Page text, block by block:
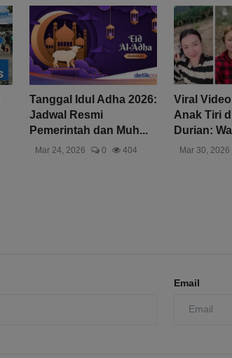
Tanggal Idul Adha 2026:
Jadwal Resmi
Pemerintah dan Muh...
Mar 24, 2026 0 404
Viral
Anak Tiri
Durian:
Mar 30, 2026
Email